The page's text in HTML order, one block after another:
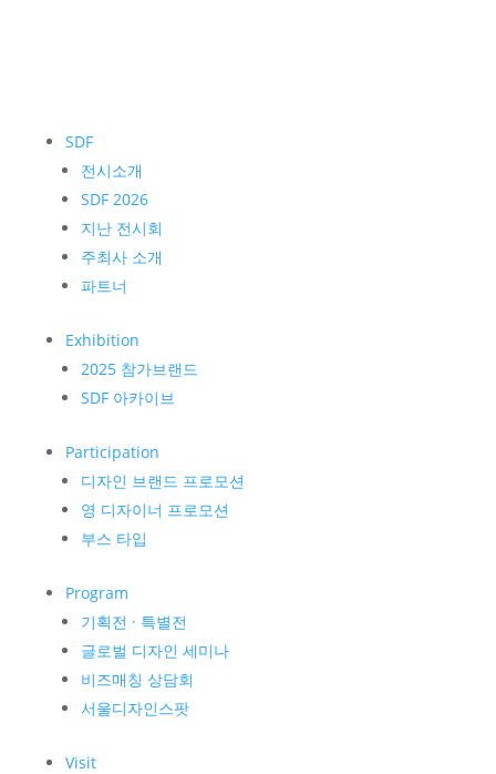
SDF
전시소개
SDF 2026
지난 전시회
주최사 소개
파트너
Exhibition
2025 참가브랜드
SDF 아카이브
Participation
디자인 브랜드 프로모션
영 디자이너 프로모션
부스 타입
Program
기획전 · 특별전
글로벌 디자인 세미나
비즈매칭 상담회
서울디자인스팟
Visit